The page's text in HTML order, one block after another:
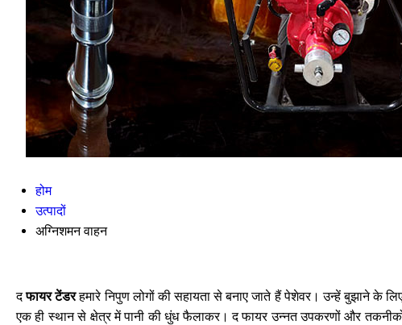
होम
उत्पादों
अग्निशमन वाहन
दफायर टेंडरहमारे निपुण लोगों की सहायता से बनाए जाते हैं पेशेवर। उन्हें बुझाने के
एक ही स्थान से क्षेत्र में पानी की धुंध फैलाकर। द फायर उन्नत उपकरणों और